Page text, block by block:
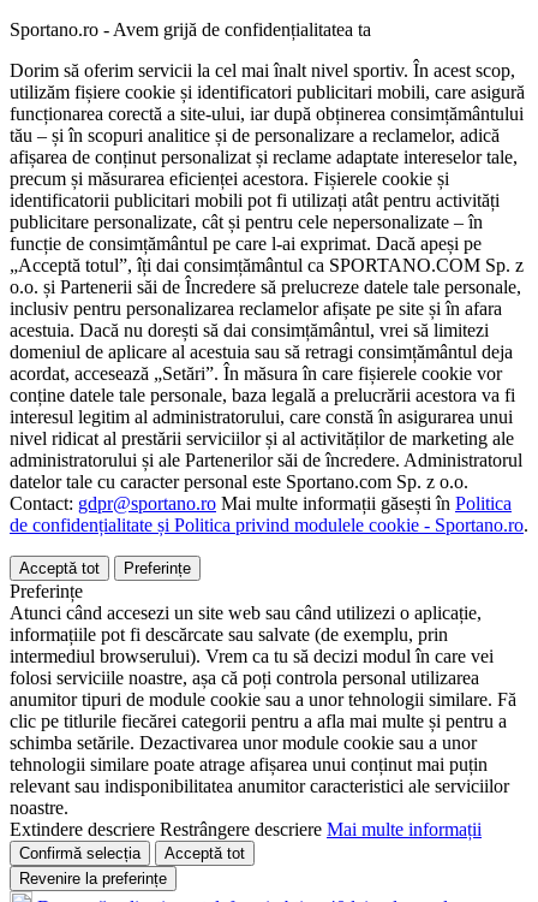
Sportano.ro - Avem grijă de confidențialitatea ta
Dorim să oferim servicii la cel mai înalt nivel sportiv. În acest scop,
utilizăm fișiere cookie și identificatori publicitari mobili, care asigură
funcționarea corectă a site-ului, iar după obținerea consimțământului
tău – și în scopuri analitice și de personalizare a reclamelor, adică
afișarea de conținut personalizat și reclame adaptate intereselor tale,
precum și măsurarea eficienței acestora. Fișierele cookie și
identificatorii publicitari mobili pot fi utilizați atât pentru activități
publicitare personalizate, cât și pentru cele nepersonalizate – în
funcție de consimțământul pe care l-ai exprimat. Dacă apeși pe
„Acceptă totul”, îți dai consimțământul ca SPORTANO.COM Sp. z
o.o. și Partenerii săi de Încredere să prelucreze datele tale personale,
inclusiv pentru personalizarea reclamelor afișate pe site și în afara
acestuia. Dacă nu dorești să dai consimțământul, vrei să limitezi
domeniul de aplicare al acestuia sau să retragi consimțământul deja
acordat, accesează „Setări”. În măsura în care fișierele cookie vor
conține datele tale personale, baza legală a prelucrării acestora va fi
interesul legitim al administratorului, care constă în asigurarea unui
nivel ridicat al prestării serviciilor și al activităților de marketing ale
administratorului și ale Partenerilor săi de încredere. Administratorul
datelor tale cu caracter personal este Sportano.com Sp. z o.o.
Contact: gdpr@sportano.ro Mai multe informații găsești în Politica
de confidențialitate și Politica privind modulele cookie - Sportano.ro.
Acceptă tot Preferințe
Preferințe
Atunci când accesezi un site web sau când utilizezi o aplicație,
informațiile pot fi descărcate sau salvate (de exemplu, prin
intermediul browserului). Vrem ca tu să decizi modul în care vei
folosi serviciile noastre, așa că poți controla personal utilizarea
anumitor tipuri de module cookie sau a unor tehnologii similare. Fă
clic pe titlurile fiecărei categorii pentru a afla mai multe și pentru a
schimba setările. Dezactivarea unor module cookie sau a unor
tehnologii similare poate atrage afișarea unui conținut mai puțin
relevant sau indisponibilitatea anumitor caracteristici ale serviciilor
noastre.
Extindere descriere Restrângere descriere Mai multe informații
Confirmă selecția
Acceptă tot
Revenire la preferințe